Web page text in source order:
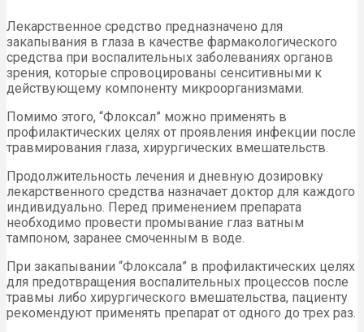
Лекарственное средство предназначено для
закапывания в глаза в качестве фармакологического
средства при воспалительных заболеваниях органов
зрения, которые спровоцированы сенситивными к
действующему компоненту микроорганизмами.
Помимо этого, “Флоксал” можно применять в
профилактических целях от проявления инфекции после
травмирования глаза, хирургических вмешательств.
Продолжительность лечения и дневную дозировку
лекарственного средства назначает доктор для каждого
индивидуально. Перед применением препарата
необходимо провести промывание глаз ватным
тампоном, заранее смоченным в воде.
При закапывании “Флоксала” в профилактических целях
для предотвращения воспалительных процессов после
травмы либо хирургического вмешательства, пациенту
рекомендуют применять препарат от одного до трех раз.